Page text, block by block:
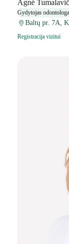
Agnė
Gydytojas
Baltų pr. 7A,
Registracija vizitui